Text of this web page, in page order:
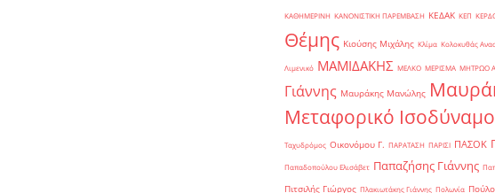
ΚΑΘΗΜΕΡΙΝΗ ΚΑΝΟΝΙΣΤΙΚΗ ΠΑΡΕΜΒΑΣΗ ΚΕΔΑΚ ΚΕΠ
Θέμης Κιούσης Μιχάλης Κλίμα Κολοκυθάς
Λιμενικό ΜΑΜΙΔΑΚΗΣ ΜΕΛΚΟ ΜΕΡΙΣΜΑ ΜΗΤΡΩΟ
Γιάννης Μαυράκης Μανώλης
Μεταφορικό Ισοδύναμο
Ταχυδρόμος Οικονόμου Γ. ΠΑΡΑΤΑΣΗ ΠΑΡΙΣΙ ΠΑΣΟΚ
Παπαδοπούλου Ελισάβετ Παπαζήσης Γιάννης
Πιτσιλής Γιώργος Πλακιωτάκης Γιάννης Πολωνία